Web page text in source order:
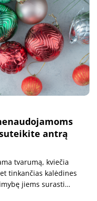
antrą
tvarumą, kviečia
tinkančias kalėdines
jiems surasti